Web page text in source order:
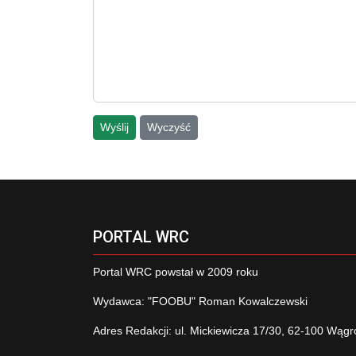
Wyślij Wyczyść
PORTAL WRC
Portal WRC powstał w 2009 roku
Wydawca: "FOOBU" Roman Kowalczewski
Adres Redakcji: ul. Mickiewicza 17/30, 62-100